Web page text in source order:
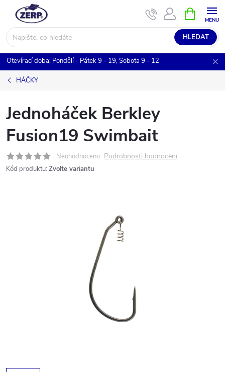
obsah
HLEDAT
NÁKUPNÍ
KOŠÍK
Otevírací doba: Pondělí - Pátek 9 - 19, Sobota 9 - 12
HÁČKY
Jednoháček Berkley
Fusion19 Swimbait
Neohodnoceno Podrobnosti hodnocení
Kód produktu: Zvolte variantu